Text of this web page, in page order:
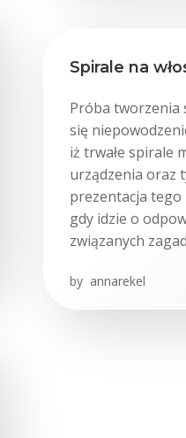
Spirale na
Próba tworzenia
się
iż trwałe spirale
urządzenia oraz
prezentacja tego
gdy idzie o
związanych
by annarekel